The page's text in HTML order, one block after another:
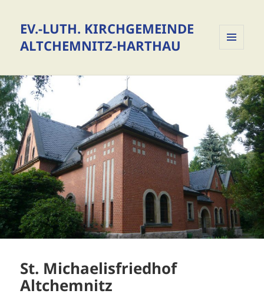
EV.-LUTH. KIRCHGEMEINDE
ALTCHEMNITZ-HARTHAU
WIDGETS
St. Michaelisfriedhof
Altchemnitz